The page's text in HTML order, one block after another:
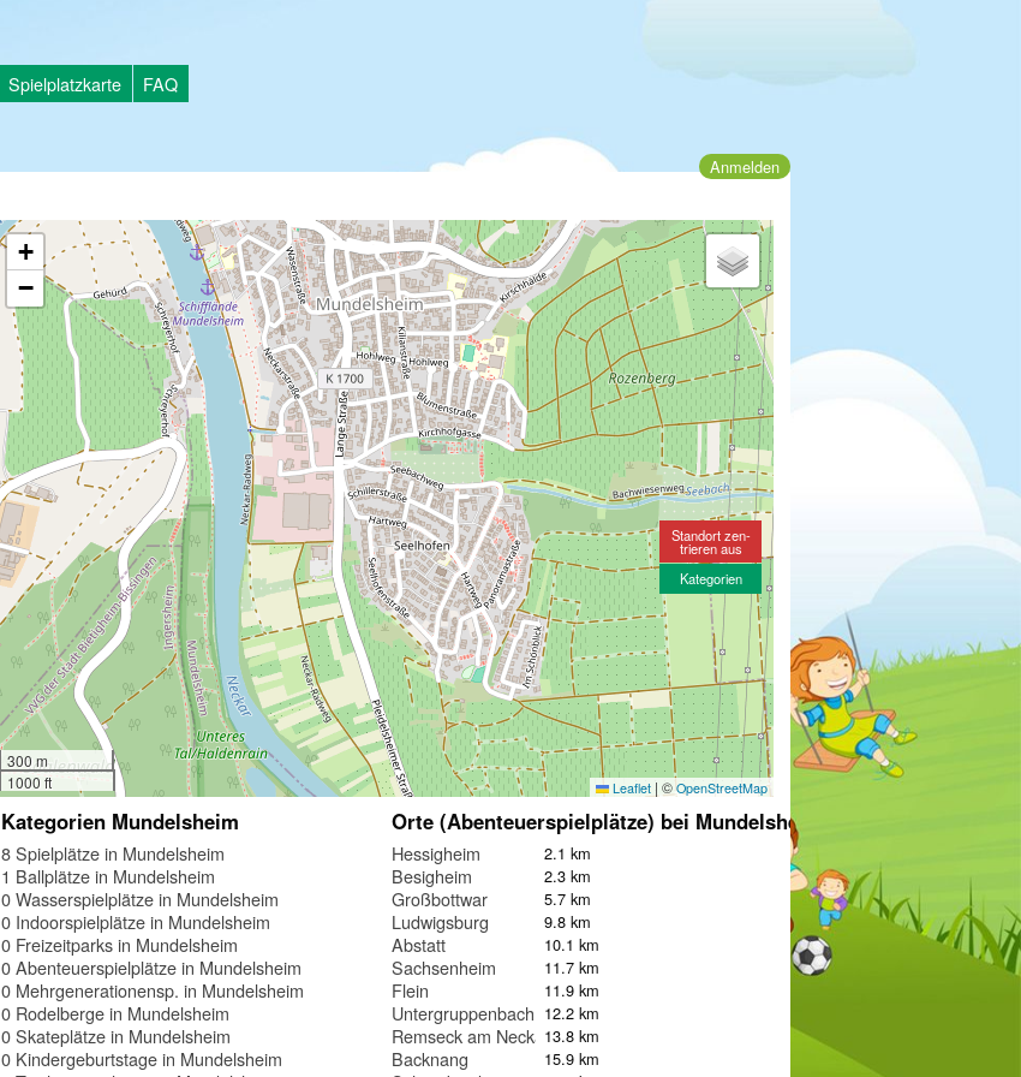
Spielplatzkarte FAQ
Anmelden
+
−
300 m
1000 ft
Leaflet | ©OpenStreetMap
Standort zen-
trieren aus
Kategorien
Kategorien Mundelsheim
8 Spielplätze in Mundelsheim
1 Ballplätze in Mundelsheim
0 Wasserspielplätze in Mundelsheim
0 Indoorspielplätze in Mundelsheim
0 Freizeitparks in Mundelsheim
0 Abenteuerspielplätze in Mundelsheim
0 Mehrgenerationensp. in Mundelsheim
0 Rodelberge in Mundelsheim
0 Skateplätze in Mundelsheim
0 Kindergeburtstage in Mundelsheim
Orte (Abenteuerspielplätze) bei Mundelsheim
Hessigheim 2.1 km
Besigheim 2.3 km
Großbottwar 5.7 km
Ludwigsburg 9.8 km
Abstatt 10.1 km
Sachsenheim 11.7 km
Flein 11.9 km
Untergruppenbach 12.2 km
Remseck am Neckar13.8 km
Backnang 15.9 km